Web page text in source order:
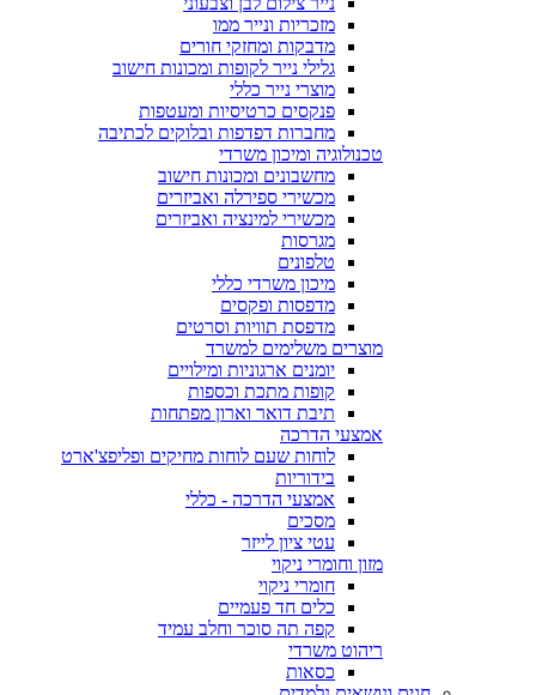
מזכריות ונייר ממו
מדבקות ומחזקי חורים
גלילי נייר לקופות ומכונות חישוב
מוצרי נייר כללי
פנקסים כרטיסיות ומעטפות
מחברות דפדפות ובלוקים לכתיבה
טכנולוגיה ומיכון משרדי
מחשבונים ומכונות חישוב
מכשירי ספירלה ואביזרים
מכשירי למינציה ואביזרים
מגרסות
טלפונים
מיכון משרדי כללי
מדפסות ופקסים
מדפסת תוויות וסרטים
מוצרים משלימים למשרד
יומנים ארגוניות ומילויים
קופות מתכת וכספות
תיבת דואר וארון מפתחות
אמצעי הדרכה
לוחות שעם לוחות מחיקים ופליפצ'ארט
בידוריות
אמצעי הדרכה - כללי
מסכים
עטי ציון לייזר
מזון וחומרי ניקוי
חומרי ניקוי
כלים חד פעמיים
קפה תה סוכר וחלב עמיד
ריהוט משרדי
כסאות